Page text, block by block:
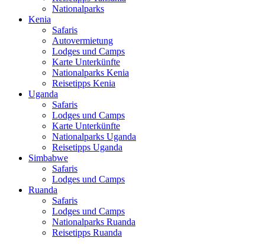
Nationalparks
Kenia
Safaris
Autovermietung
Lodges und Camps
Karte Unterkünfte
Nationalparks Kenia
Reisetipps Kenia
Uganda
Safaris
Lodges und Camps
Karte Unterkünfte
Nationalparks Uganda
Reisetipps Uganda
Simbabwe
Safaris
Lodges und Camps
Ruanda
Safaris
Lodges und Camps
Nationalparks Ruanda
Reisetipps Ruanda